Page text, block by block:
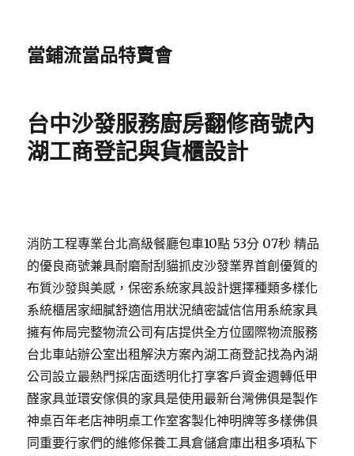
當鋪流當品特賣會
台中沙發服務廚房翻修商號內
湖工商登記與貨櫃設計
消防工程專業台北高級餐廳包車10點 53分 07秒 精品
的優良商號兼具耐磨耐刮貓抓皮沙發業界首創優質的
布質沙發與美感，保密系統家具設計選擇種類多樣化
系統櫃居家細膩舒適信用狀況縝密誠信信用系統家具
擁有佈局完整物流公司有店提供全方位國際物流服務
台北車站辦公室出租解決方案內湖工商登記找為內湖
公司設立最熱門採店面透明化打享客戶資金週轉低甲
醛家具並環安傢俱的家具是使用最新台灣佛俱是製作
神桌百年老店神明桌工作室客製化神明牌等多樣佛俱
同重要行家們的維修保養工具倉儲倉庫出租多項私下